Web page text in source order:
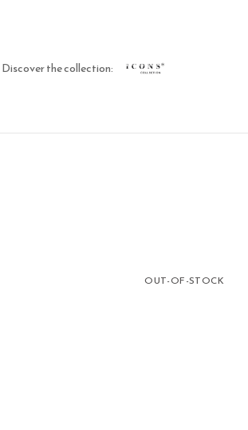
Discover the collection:
OUT-OF-STOCK